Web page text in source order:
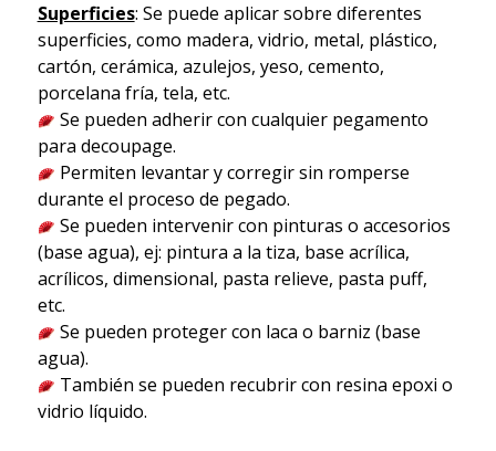
Superficies: Se puede aplicar sobre diferentes
superficies, como madera, vidrio, metal, plástico,
cartón, cerámica, azulejos, yeso, cemento,
porcelana fría, tela, etc.
Se pueden adherir con cualquier pegamento
para decoupage.
Permiten levantar y corregir sin romperse
durante el proceso de pegado.
Se pueden intervenir con pinturas o accesorios
(base agua), ej: pintura a la tiza, base acrílica,
acrílicos, dimensional, pasta relieve, pasta puff,
etc.
Se pueden proteger con laca o barniz (base
agua).
También se pueden recubrir con resina epoxi o
vidrio líquido.